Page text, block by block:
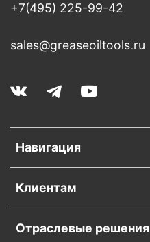
Навигация
Клиентам
Отраслевые решения
+7(495) 225-99-42
sales@greaseoiltools.ru